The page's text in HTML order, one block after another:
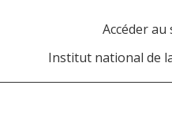
Accéder
Institut national de